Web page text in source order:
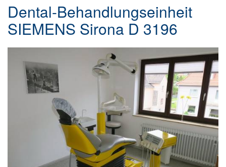
Dental-Behandlungseinheit
SIEMENS Sirona D 3196